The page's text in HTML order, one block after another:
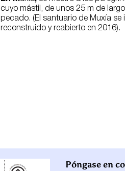
cuyo mástil, de unos 25 m de
pecado. (El santuario de Muxía
reconstruido y reabierto en 2016).
Póngase en